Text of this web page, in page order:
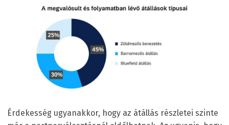
Érdekesség ugyanakkor, hogy az átállás részletei szinte